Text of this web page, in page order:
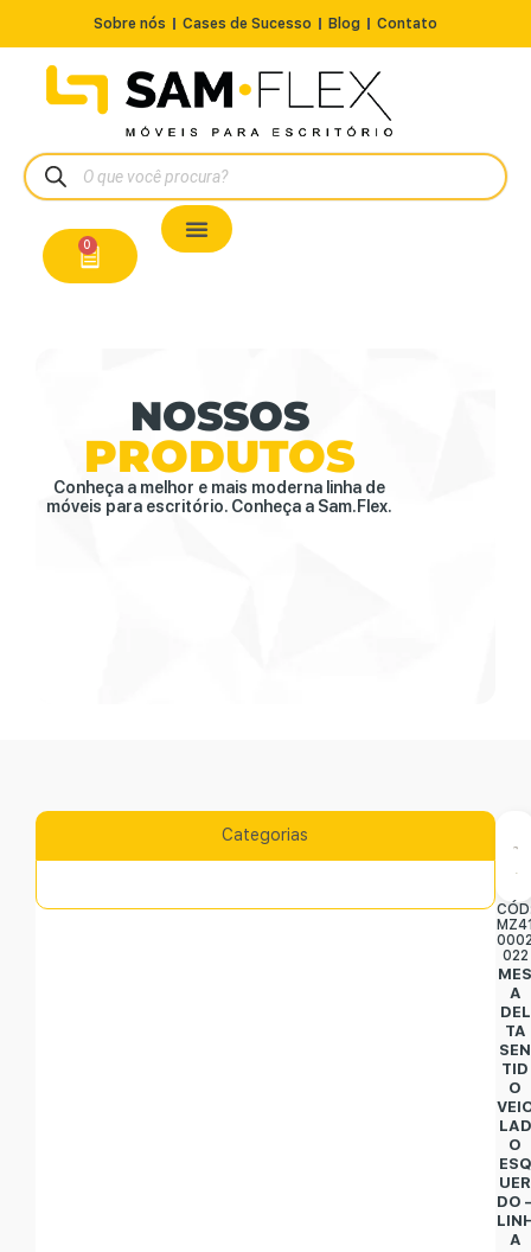
Sobre nós Cases de Sucesso Blog Contato
0
NOSSOS
PRODUTOS
Conheça a melhor e mais moderna linha de
móveis para escritório. Conheça a Sam.Flex.
Categorias
022
A
DEL
TA
SEN
TID
O
LAD
O
ESQ
UER
DO
A